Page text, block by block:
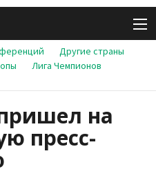
Другие страны
Лига Чемпионов
на
пресс-